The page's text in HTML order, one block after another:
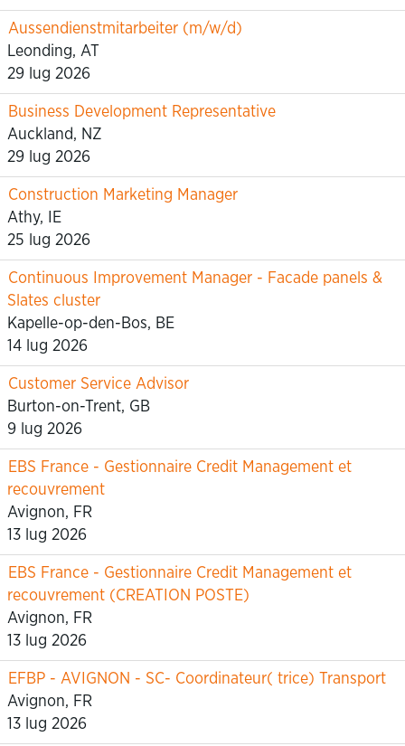
Aussendienstmitarbeiter (m/w/d)
Leonding, AT
29 lug 2026
Business Development Representative
Auckland, NZ
29 lug 2026
Construction Marketing Manager
Athy, IE
25 lug 2026
Continuous Improvement Manager - Facade panels &
Slates cluster
Kapelle-op-den-Bos, BE
14 lug 2026
Customer Service Advisor
Burton-on-Trent, GB
9 lug 2026
EBS France - Gestionnaire Credit Management et
recouvrement
Avignon, FR
13 lug 2026
EBS France - Gestionnaire Credit Management et
recouvrement (CREATION POSTE)
Avignon, FR
13 lug 2026
EFBP - AVIGNON - SC- Coordinateur( trice) Transport
Avignon, FR
13 lug 2026